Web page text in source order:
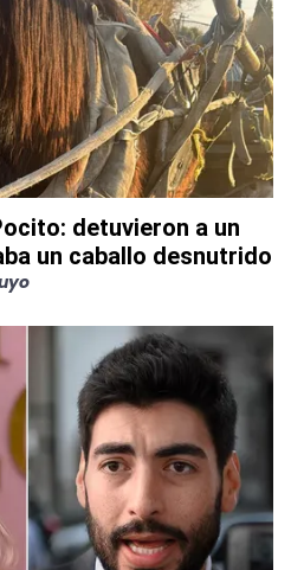
detuvieron a un
un caballo desnutrido